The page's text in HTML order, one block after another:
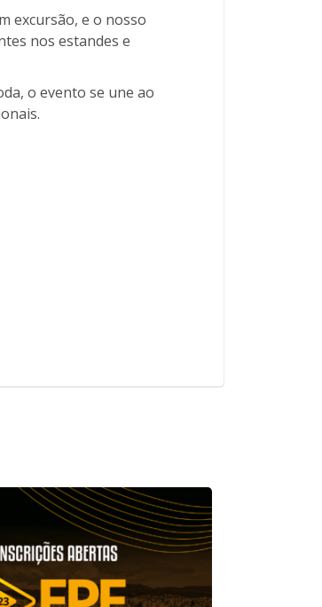
excursão, e o nosso
nos estandes e
o evento se une ao